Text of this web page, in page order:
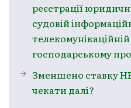
реєстрації
судовій
господарському
Зменшено ставку
чекати далі?